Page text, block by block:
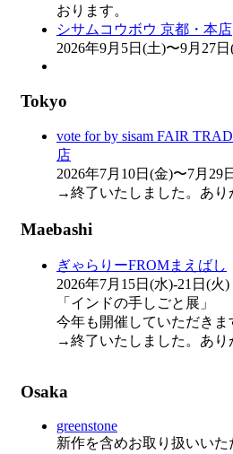
おります。
シサムコウボウ 京都・本店
2026年9月5日(土)〜9月27
Tokyo
vote for by sisam FAIR
店
2026年7月10日(金)〜7月29
→終了いたしました。あり
Maebashi
ぎゃらりーFROMまえばし
2026年7月15日(水)-21日(火)
「インドの手しごと展」
今年も開催していただきま
→終了いたしました。あり
Osaka
greenstone
新作を含めお取り扱いいた